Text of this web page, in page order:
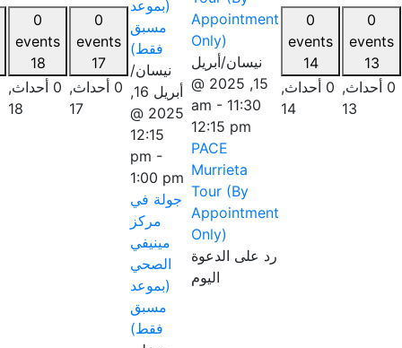
0
events
14
0 أحداث,
14
Appointment
نيسان/أبريل
15, 2025 @
11:30 am
12:15 pm
Murrieta
Tour (By
Appointment
رد على الدعوة
(بموعد
مسبق
فقط)
نيسان/
2025 @
12:15
pm-
1:00 pm
جولة في
مركز
مينيفي
الصحي
(بموعد
0
events
17
17
0
events
18
0 أحداث,
18
0
events
19
0 أحداث,
19